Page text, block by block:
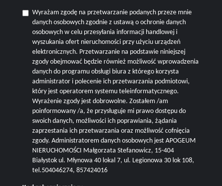
Wyrażam zgodę na przetwarzanie podanych przeze mnie
danych osobowych zgodnie z ustawą o ochronie danych
osobowych w celu przesyłania informacji handlowej i
wyszukania ofert nieruchomości przy użyciu urządzeń
elektronicznych. Przetwarzanie na podstawie niniejszej
zgody obejmować będzie również możliwość wprowadzenia
danych do programu obsługi biura z którego korzysta
administrator i polecenie ich przetwarzania podmiotowi,
który jest operatorem systemu teleinformatycznego.
Wyrażenie zgody jest dobrowolne. Zostałem /am
poinformowany /a, że przysługuje mi prawo dostępu do
swoich danych, możliwości ich poprawiania, żądania
zaprzestania ich przetwarzania oraz możliwość cofnięcia
zgody. Administratorem danych osobowych jest APOGEUM
NIERUCHOMOŚCI Małgorzata Stefanowicz, 15-404
Białystok ul. Młynowa 40 lokal 7, ul. Legionowa 30 lok 108,
tel.504046274, 857424016